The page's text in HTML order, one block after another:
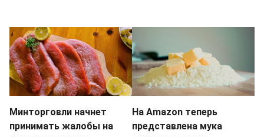
Минторговли начнет
принимать жалобы на
На Amazon теперь
представлена мука